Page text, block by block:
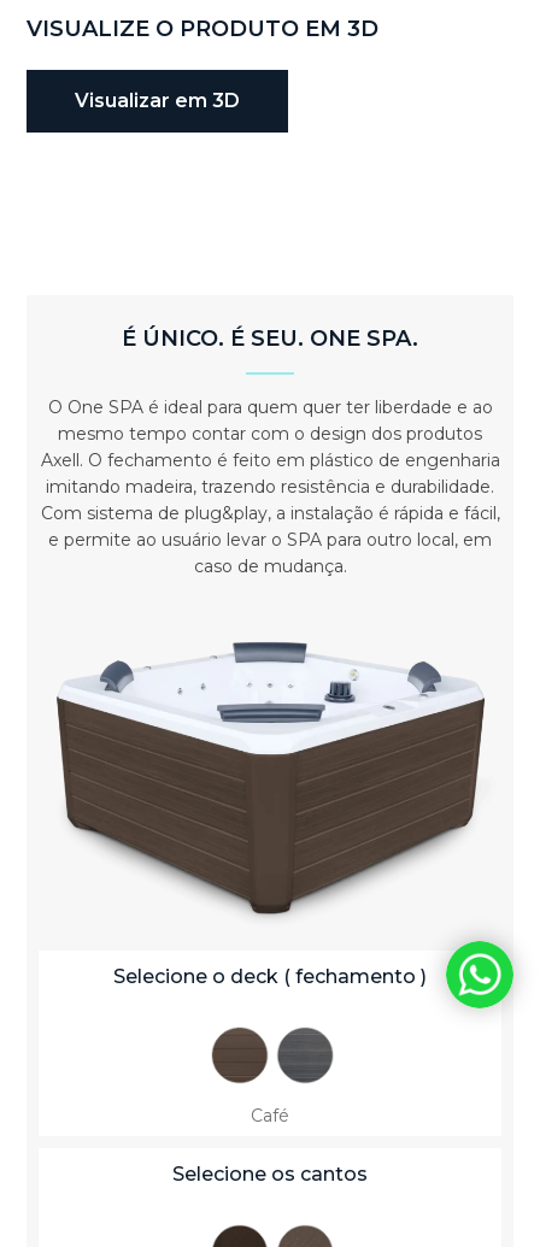
VISUALIZE O PRODUTO EM 3D
Visualizar em 3D
É ÚNICO. É SEU. ONE SPA.
O One SPA é ideal para quem quer ter liberdade e ao
mesmo tempo contar com o design dos produtos
Axell. O fechamento é feito em plástico de engenharia
imitando madeira, trazendo resistência e durabilidade.
Com sistema de plug&play, a instalação é rápida e fácil,
e permite ao usuário levar o SPA para outro local, em
caso de mudança.
Selecione o deck ( fechamento )
Café
Selecione os cantos